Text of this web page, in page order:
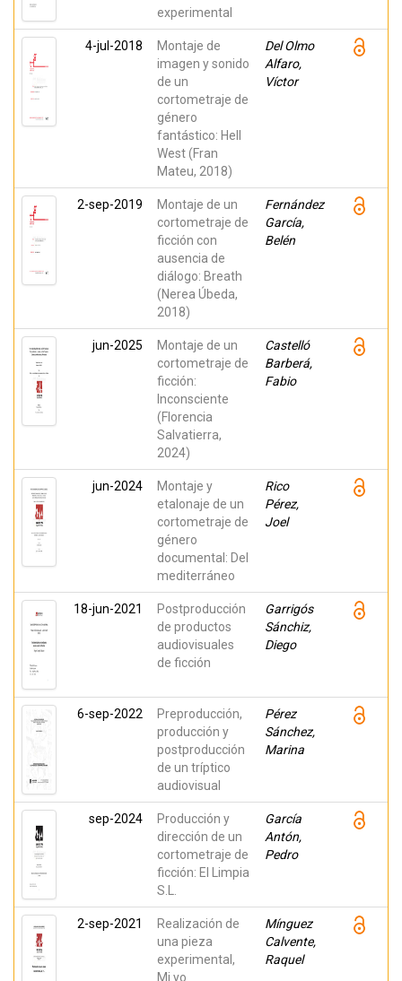
experimental
4-jul-2018
Montaje de
imagen y sonido
de un
cortometraje de
género
fantástico: Hell
West (Fran
Mateu, 2018)
Del Olmo
Alfaro,
Víctor
2-sep-2019
Montaje de un
cortometraje de
ficción con
ausencia de
diálogo: Breath
(Nerea Úbeda,
2018)
Fernández
García,
Belén
jun-2025
Montaje de un
cortometraje de
ficción:
Inconsciente
(Florencia
Salvatierra,
2024)
Castelló
Barberá,
Fabio
jun-2024
Montaje y
etalonaje de un
cortometraje de
género
documental: Del
mediterráneo
Rico
Pérez,
Joel
18-jun-2021
Postproducción
de productos
audiovisuales
de ficción
Garrigós
Sánchiz,
Diego
6-sep-2022
Preproducción,
producción y
postproducción
de un tríptico
audiovisual
Pérez
Sánchez,
Marina
sep-2024
Producción y
dirección de un
cortometraje de
ficción: El Limpia
S.L.
García
Antón,
Pedro
2-sep-2021
Realización de
una pieza
experimental,
Mi yo
Mínguez
Calvente,
Raquel